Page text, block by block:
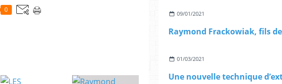
0
09/01/2021
01/03/2021